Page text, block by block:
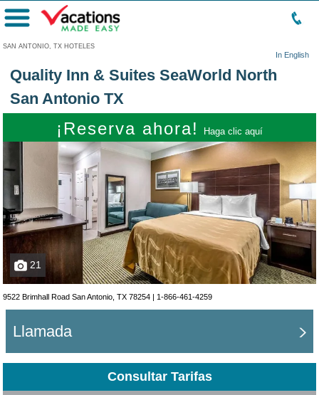
SAN ANTONIO, TX HOTELES
In English
Menú
Quality Inn & Suites SeaWorld North
San Antonio TX
¡Reserva ahora! Haga clic aquí
21
9522 Brimhall Road San Antonio, TX 78254 | 1-866-461-4259
Llamada
Consultar Tarifas